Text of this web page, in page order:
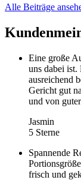
Alle Beiträge
Eine große
uns dabei ist.
ausreichend
Gericht gut
und von
Jasmin
5 Sterne
Spannende
frisch und